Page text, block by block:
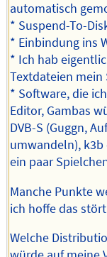
automatisch
* Suspend-To-
* Einbindung ins
* Ich hab
Textdateien
* Software, die
Editor, Gambas
DVB-S (Guggn,
umwandeln), k3b
ein paar
Manche Punkte
ich hoffe das
Welche